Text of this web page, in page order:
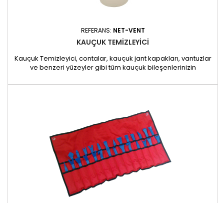
REFERANS: NET-VENT
KAUÇUK TEMIZLEYICI
Kauçuk Temizleyici, contalar, kauçuk jant kapakları, vantuzlar
ve benzeri yüzeyler gibi tüm kauçuk bileşenlerinizin
olarak tasarlanmıştır. Kir ve kalıntıları etkili bir şekilde giderir ve